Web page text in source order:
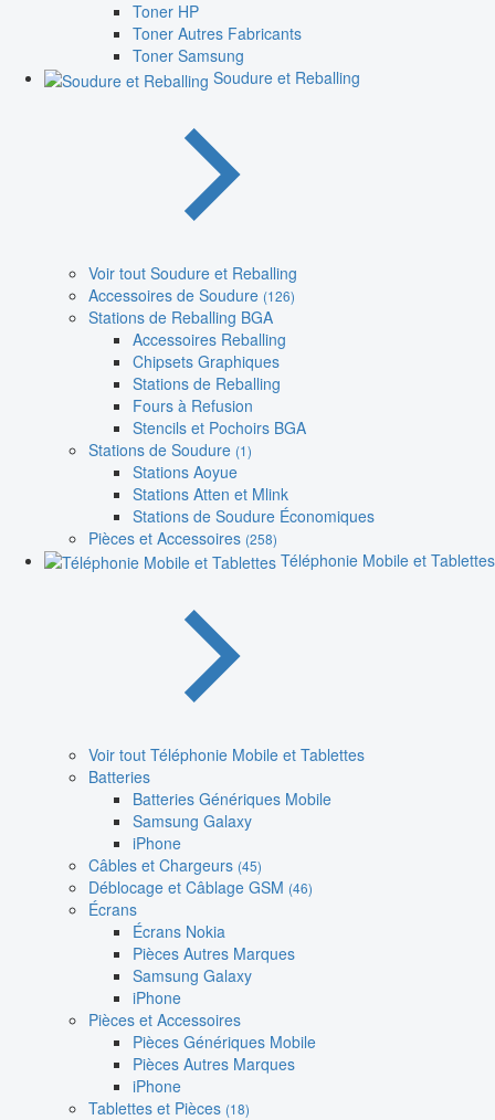
Toner HP
Toner Autres Fabricants
Toner Samsung
Soudure et Reballing
Voir tout Soudure et Reballing
Accessoires de Soudure (126)
Stations de Reballing BGA
Accessoires Reballing
Chipsets Graphiques
Stations de Reballing
Fours à Refusion
Stencils et Pochoirs BGA
Stations de Soudure (1)
Stations Aoyue
Stations Atten et Mlink
Stations de Soudure Économiques
Pièces et Accessoires (258)
Téléphonie Mobile et Tablettes
Voir tout Téléphonie Mobile et Tablettes
Batteries
Batteries Génériques Mobile
Samsung Galaxy
iPhone
Câbles et Chargeurs (45)
Déblocage et Câblage GSM (46)
Écrans
Écrans Nokia
Pièces Autres Marques
Samsung Galaxy
iPhone
Pièces et Accessoires
Pièces Génériques Mobile
Pièces Autres Marques
iPhone
Tablettes et Pièces (18)